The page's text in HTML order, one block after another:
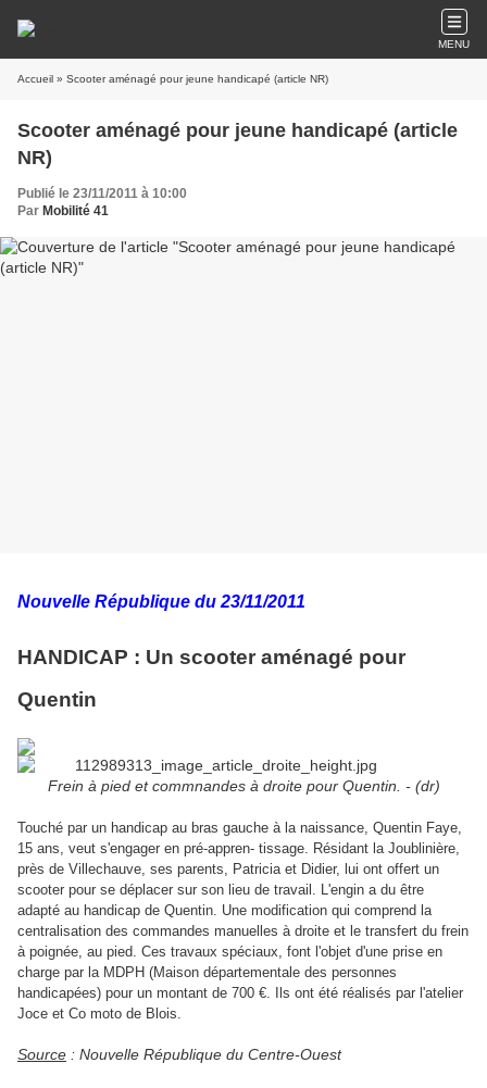
MENU
Accueil » Scooter aménagé pour jeune handicapé (article NR)
Scooter aménagé pour jeune handicapé (article
NR)
Publié le 23/11/2011 à 10:00
Par Mobilité 41
Nouvelle République du 23/11/2011
HANDICAP : Un scooter aménagé pour
Quentin
Frein à pied et commnandes à droite pour Quentin. - (dr)
Touché par un handicap au bras gauche à la naissance, Quentin Faye,
15 ans, veut s'engager en pré-appren- tissage. Résidant la Joublinière,
près de Villechauve, ses parents, Patricia et Didier, lui ont offert un
scooter pour se déplacer sur son lieu de travail. L'engin a du être
adapté au handicap de Quentin. Une modification qui comprend la
centralisation des commandes manuelles à droite et le transfert du frein
à poignée, au pied. Ces travaux spéciaux, font l'objet d'une prise en
charge par la MDPH (Maison départementale des personnes
handicapées) pour un montant de 700 €. Ils ont été réalisés par l'atelier
Joce et Co moto de Blois.
Source : Nouvelle République du Centre-Ouest